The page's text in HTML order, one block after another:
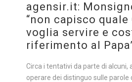
agensir.it:
“non capisco quale
voglia servire e
riferimento al
Circa i tentativi da parte di alcuni,
operare dei distinguo sulle parole